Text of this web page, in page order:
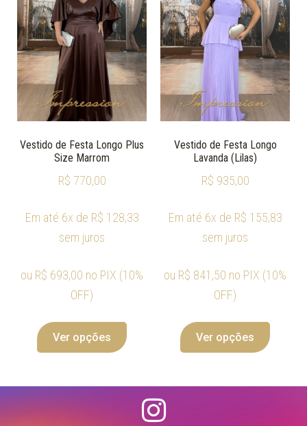
Vestido de Festa Longo Plus
Size Marrom
R$ 770,00
Em até 6x de R$ 128,33
sem juros
ou R$ 693,00 no PIX (10%
OFF)
Ver opções
Vestido de Festa Longo
Lavanda (Lilas)
R$ 935,00
Em até 6x de R$ 155,83
sem juros
ou R$ 841,50 no PIX (10%
OFF)
Ver opções